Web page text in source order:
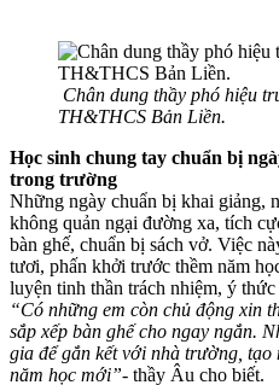
Chân dung thầy phó hiệu
TH&THCS Bản Liền.
Học sinh chung tay chuẩn bị
trong trường
Những ngày chuẩn bị khai giảng,
không quản ngại đường xa, tích
bàn ghế, chuẩn bị sách vở. Việc
tươi, phấn khởi trước thềm năm
luyện tinh thần trách nhiệm, ý
“Có những em còn chủ động xin
sắp xếp bàn ghế cho ngay ngắn.
gia để gắn kết với nhà trường, tạo
năm học mới”- thầy Âu cho biết.